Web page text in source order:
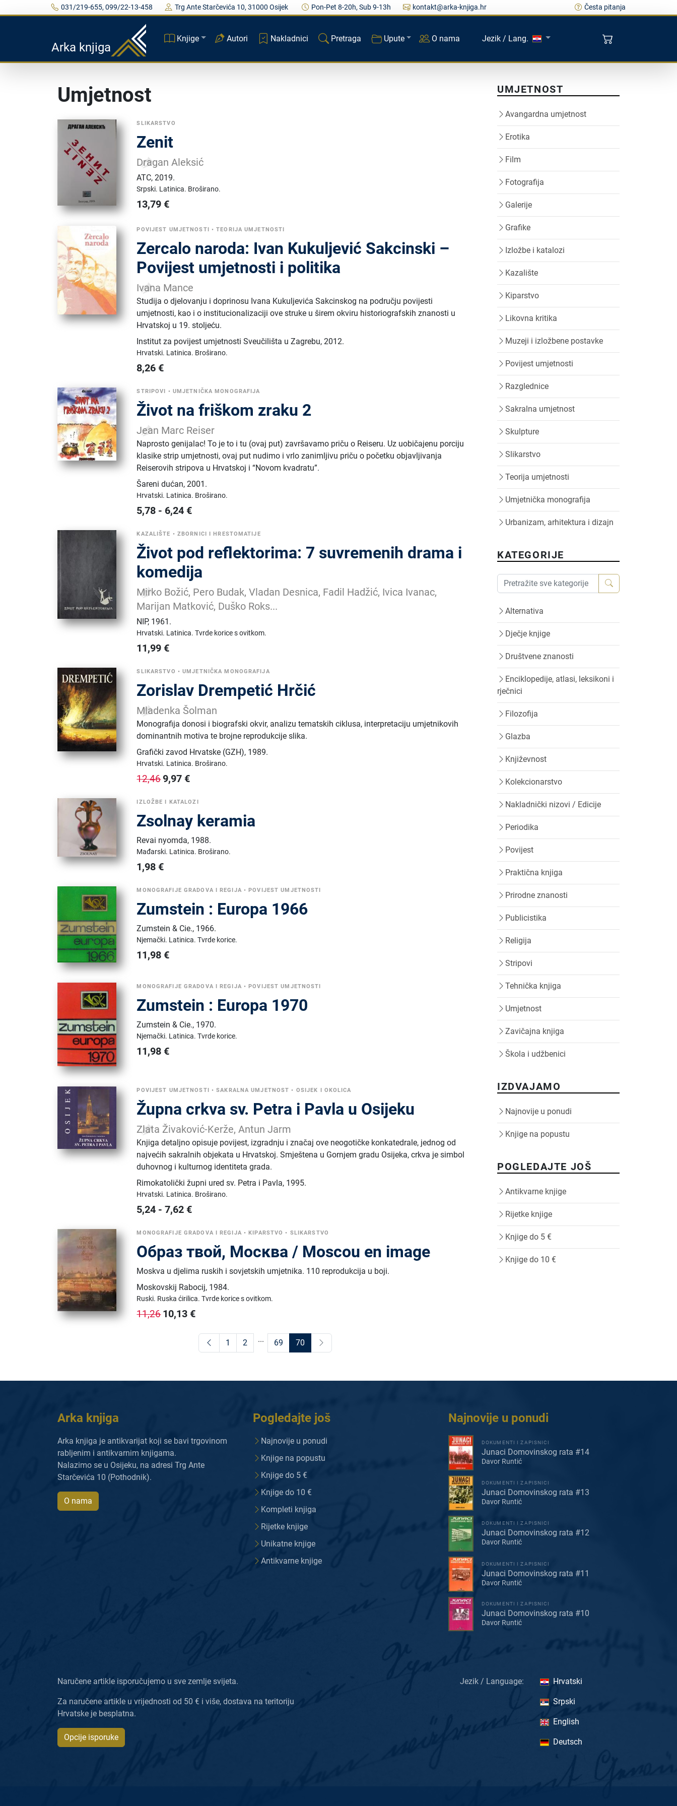
031/219-655, 099/22-13-458 Trg Ante Starčevića 10, 31000 Osijek Pon-Pet 8-20h, Sub 9-13h kontakt@arka-knjiga.hr Česta pitanja
Arka knjiga
Knjige Autori Nakladnici Pretraga Upute O nama Jezik / Lang.
Umjetnost
SLIKARSTVO
Zenit
Dragan Aleksić
ATC,2019.
Srpski. Latinica. Broširano.
13,79 €
POVIJEST UMJETNOSTI •TEORIJA UMJETNOSTI
Zercalo naroda: Ivan Kukuljević Sakcinski –
Povijest umjetnosti i politika
Ivana Mance
Studija o djelovanju i doprinosu Ivana Kukuljevića Sakcinskog na području povijesti
umjetnosti, kao i o institucionalizaciji ove struke u širem okviru historiografskih znanosti u
Hrvatskoj u 19. stoljeću.
Institut za povijest umjetnosti Sveučilišta u Zagrebu,2012.
Hrvatski. Latinica. Broširano.
8,26 €
STRIPOVI • UMJETNIČKA MONOGRAFIJA
Život na friškom zraku 2
Jean Marc Reiser
Naprosto genijalac! To je to i tu (ovaj put) završavamo priču o Reiseru. Uz uobičajenu porciju
klasike strip umjetnosti, ovaj put nudimo i vrlo zanimljivu priču o početku objavljivanja
Reiserovih stripova u Hrvatskoj i “Novom kvadratu”.
Šareni dućan,2001.
Hrvatski. Latinica. Broširano.
5,78 - 6,24 €
KAZALIŠTE • ZBORNICI I HRESTOMATIJE
Život pod reflektorima: 7 suvremenih drama i
komedija
Mirko Božić, Pero Budak, Vladan Desnica, Fadil Hadžić, Ivica Ivanac,
Marijan Matković, Duško Roks...
NIP, 1961.
Hrvatski. Latinica.Tvrde korice s ovitkom.
11,99 €
SLIKARSTVO •UMJETNIČKA MONOGRAFIJA
Zorislav Drempetić Hrčić
Mladenka Šolman
Monografija donosi i biografski okvir, analizu tematskih ciklusa, interpretaciju umjetnikovih
dominantnih motiva te brojne reprodukcije slika.
Grafički zavod Hrvatske (GZH), 1989.
Hrvatski. Latinica. Broširano.
12,469,97 €
IZLOŽBE I KATALOZI
Zsolnay keramia
Revai nyomda, 1988.
Mađarski. Latinica. Broširano.
1,98 €
MONOGRAFIJE GRADOVA I REGIJA •POVIJEST UMJETNOSTI
Zumstein : Europa 1966
Zumstein & Cie., 1966.
Njemački. Latinica.Tvrde korice.
11,98 €
MONOGRAFIJE GRADOVA I REGIJA •POVIJEST UMJETNOSTI
Zumstein : Europa 1970
Zumstein & Cie., 1970.
Njemački. Latinica.Tvrde korice.
11,98 €
POVIJEST UMJETNOSTI •SAKRALNA UMJETNOST • OSIJEK I OKOLICA
Župna crkva sv. Petra i Pavla u Osijeku
Zlata Živaković-Kerže, Antun Jarm
Knjiga detaljno opisuje povijest, izgradnju i značaj ove neogotičke konkatedrale, jednog od
najvećih sakralnih objekata u Hrvatskoj. Smještena u Gornjem gradu Osijeka, crkva je simbol
duhovnog i kulturnog identiteta grada.
Rimokatolički župni ured sv. Petra i Pavla, 1995.
Hrvatski. Latinica. Broširano.
5,24 -7,62 €
MONOGRAFIJE GRADOVA I REGIJA • KIPARSTVO • SLIKARSTVO
Образ твой, Москва / Moscou en image
Moskva u djelima ruskih i sovjetskih umjetnika. 110 reprodukcija u boji.
Moskovskij Rabocij, 1984.
Ruski. Ruska ćirilica.Tvrde korice s ovitkom.
11,2610,13 €
1 2 ... 69 70
UMJETNOST
Avangardna umjetnost
Erotika
Film
Fotografija
Galerije
Grafike
Izložbe i katalozi
Kazalište
Kiparstvo
Likovna kritika
Muzeji i izložbene postavke
Povijest umjetnosti
Razglednice
Sakralna umjetnost
Skulpture
Slikarstvo
Teorija umjetnosti
Umjetnička monografija
Urbanizam, arhitektura i dizajn
KATEGORIJE
Alternativa
Dječje knjige
Društvene znanosti
Enciklopedije, atlasi, leksikoni i
rječnici
Filozofija
Glazba
Književnost
Kolekcionarstvo
Nakladnički nizovi / Edicije
Periodika
Povijest
Praktična knjiga
Prirodne znanosti
Publicistika
Religija
Stripovi
Tehnička knjiga
Umjetnost
Zavičajna knjiga
Škola i udžbenici
IZDVAJAMO
Najnovije u ponudi
Knjige na popustu
POGLEDAJTE JOŠ
Antikvarne knjige
Rijetke knjige
Knjige do 5 €
Knjige do 10 €
Arka knjiga
Arka knjiga je antikvarijat koji se bavi trgovinom
rabljenim i antikvarnim knjigama.
Nalazimo se u Osijeku, na adresi Trg Ante
Starčevića 10 (Pothodnik).
O nama
Pogledajte još
Najnovije u ponudi
Knjige na popustu
Knjige do 5 €
Knjige do 10 €
Kompleti knjiga
Rijetke knjige
Unikatne knjige
Antikvarne knjige
Najnovije u ponudi
DOKUMENTI I ZAPISNICI
Junaci Domovinskog rata #14
Davor Runtić
DOKUMENTI I ZAPISNICI
Junaci Domovinskog rata #13
Davor Runtić
DOKUMENTI I ZAPISNICI
Junaci Domovinskog rata #12
Davor Runtić
DOKUMENTI I ZAPISNICI
Junaci Domovinskog rata #11
Davor Runtić
DOKUMENTI I ZAPISNICI
Junaci Domovinskog rata #10
Davor Runtić
Naručene artikle isporučujemo u sve zemlje svijeta.
Za naručene artikle u vrijednosti od 50 € i više, dostava na teritoriju
Hrvatske je besplatna.
Opcije isporuke
Jezik / Language: Hrvatski
Srpski
English
Deutsch